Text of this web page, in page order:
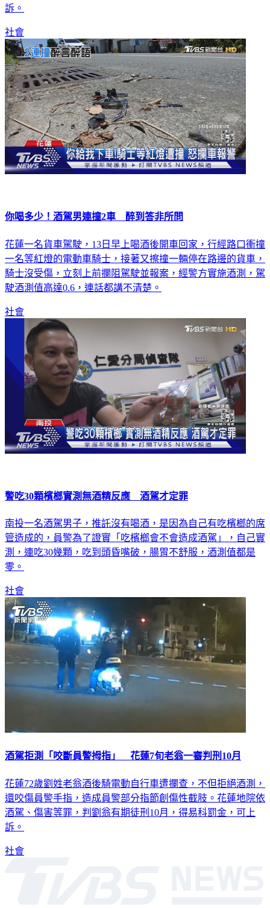
訴。
社會
你喝多少！酒駕男連撞2車 醉到答非所問
花蓮一名貨車駕駛，13日早上喝酒後開車回家，行經路口衝撞
一名等紅燈的電動車騎士，接著又擦撞一輛停在路邊的貨車，
騎士沒受傷，立刻上前攔阻駕駛並報案，經警方實施酒測，駕
駛酒測值高達0.6，連話都講不清楚。
社會
警吃30顆檳榔實測無酒精反應 酒駕才定罪
南投一名酒駕男子，推託沒有喝酒，是因為自己有吃檳榔的席
管造成的，員警為了證實「吃檳榔會不會造成酒駕」，自己實
測，連吃30幾顆，吃到頭昏嘴破，腸胃不舒服，酒測值都是
零。
社會
酒駕拒測「咬斷員警拇指」 花蓮7旬老翁一審判刑10月
花蓮72歲劉姓老翁酒後騎電動自行車遭攔查，不但拒絕酒測，
還咬傷員警手指，造成員警部分指節創傷性截肢。花蓮地院依
酒駕、傷害等罪，判劉翁有期徒刑10月，得易科罰金，可上
訴。
社會